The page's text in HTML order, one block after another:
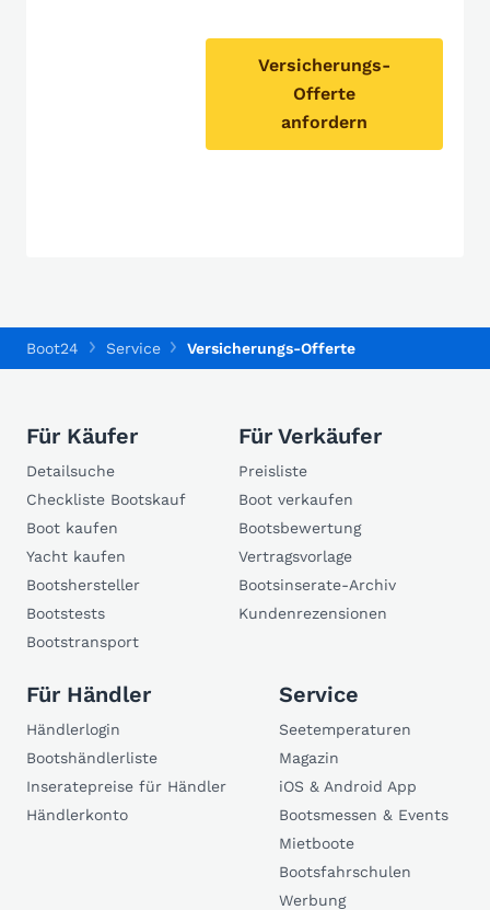
Versicherungs-
Offerte
anfordern
Boot24 Service Versicherungs-Offerte
Für Käufer
Detailsuche
Checkliste Bootskauf
Boot kaufen
Yacht kaufen
Bootshersteller
Bootstests
Bootstransport
Für Verkäufer
Preisliste
Boot verkaufen
Bootsbewertung
Vertragsvorlage
Bootsinserate-Archiv
Kundenrezensionen
Für Händler
Händlerlogin
Bootshändlerliste
Inseratepreise für Händler
Händlerkonto
Service
Seetemperaturen
Magazin
iOS & Android App
Bootsmessen & Events
Mietboote
Bootsfahrschulen
Werbung